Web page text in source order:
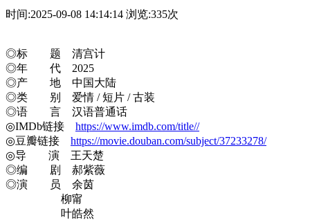
时间:2025-09-08 14:14:14 浏览:335次
◎标 题 清宫计
◎年 代 2025
◎产 地 中国大陆
◎类 别 爱情 / 短片 / 古装
◎语 言 汉语普通话
◎IMDb链接 https://www.imdb.com/title//
◎豆瓣链接 https://movie.douban.com/subject/37233278/
◎导 演 王天楚
◎编 剧 郝紫薇
◎演 员 余茵
柳甯
叶皓然